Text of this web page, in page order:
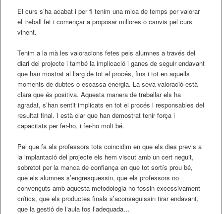
El curs s’ha acabat i per fi tenim una mica de temps per valorar
el treball fet i començar a proposar millores o canvis pel curs
vinent.
Tenim a la mà les valoracions fetes pels alumnes a través del
diari del projecte i també la implicació i ganes de seguir endavant
que han mostrat al llarg de tot el procés, fins i tot en aquells
moments de dubtes o escassa energia. La seva valoració està
clara que és positiva. Aquesta manera de treballar els ha
agradat, s’han sentit implicats en tot el procés i responsables del
resultat final. I està clar que han demostrat tenir força i
capacitats per fer-ho, i fer-ho molt bé.
Pel que fa als professors tots coincidim en que els dies previs a
la implantació del projecte els hem viscut amb un cert neguit,
sobretot per la manca de confiança en que tot sortís prou bé,
que els alumnes s’engresquessin, que els professors no
convençuts amb aquesta metodologia no fossin excessivament
crítics, que els productes finals s’aconseguissin tirar endavant,
que la gestió de l’aula fos l’adequada…